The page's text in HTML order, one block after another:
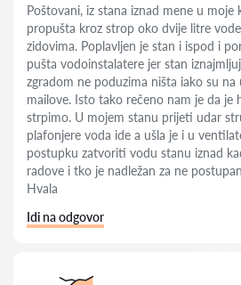
Poštovani, iz stana iznad mene u
propušta kroz strop oko dvije litre
zidovima. Poplavljen je stan i ispod i
pušta vodoinstalatere jer stan
zgradom ne poduzima ništa iako su na
mailove. Isto tako rečeno nam je da je
strpimo. U mojem stanu prijeti udar
plafonjere voda ide a ušla je i u
postupku zatvoriti vodu stanu iznad
radove i tko je nadležan za ne
Hvala
Idi na odgovor